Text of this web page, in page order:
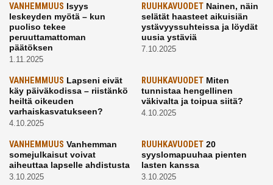
VANHEMMUUS Isyys
leskeyden myötä – kun
puoliso tekee
peruuttamattoman
päätöksen
1.11.2025
RUUHKAVUODETNainen, näin
selätät haasteet aikuisiän
ystävyyssuhteissa ja löydät
uusia ystäviä
7.10.2025
VANHEMMUUS Lapseni eivät
käy päiväkodissa – riistänkö
heiltä oikeuden
varhaiskasvatukseen?
4.10.2025
RUUHKAVUODETMiten
tunnistaa hengellinen
väkivalta ja toipua siitä?
4.10.2025
VANHEMMUUS Vanhemman
somejulkaisut voivat
aiheuttaa lapselle ahdistusta
3.10.2025
RUUHKAVUODET20
syyslomapuuhaa pienten
lasten kanssa
3.10.2025